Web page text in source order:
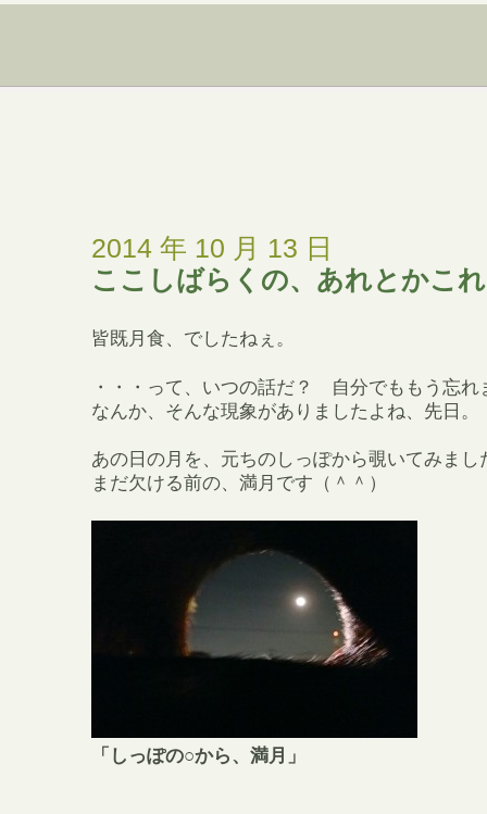
2014 年 10 月 13 日
ここしばらくの、あれとかこ
皆既月食、でしたねぇ。
・・・って、いつの話だ？ 自分でももう忘れ
なんか、そんな現象がありましたよね、先日。
あの日の月を、元ちのしっぽから覗いてみまし
まだ欠ける前の、満月です（＾＾）
「しっぽの○から、満月」